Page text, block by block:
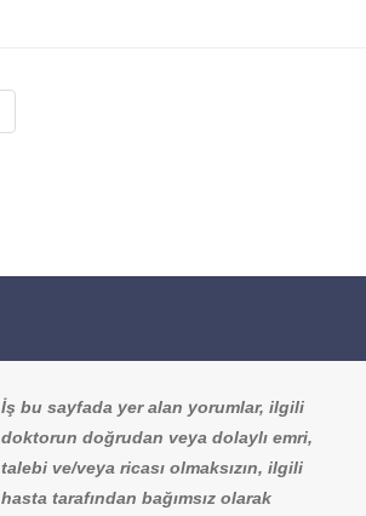
İş bu sayfada yer alan yorumlar, ilgili
doktorun doğrudan veya dolaylı emri,
talebi ve/veya ricası olmaksızın, ilgili
hasta tarafından bağımsız olarak